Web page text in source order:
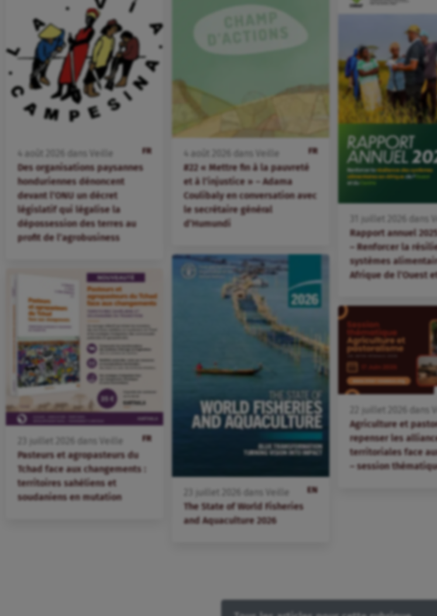
FR
4 août dans
Veille
Des organisations paysannes
honduriennes dénoncent
devant l’ONU un décret
législatif qui légalise la
dépossession des terres au
profit de l’agrobusiness
FR
4 août dans
Veille
#22 « Mettre fin à la pauvreté
et à l’injustice » – Adama
Coulibaly en conversation avec
le secrétaire général
d’Humundi
juillet dans
Rapport annuel
– Renforcer la
systèmes
Afrique de l’Ouest
EN
juillet dans
Veille
The State of World Fisheries
and Aquaculture 2026
FR
juillet dans
Veille
Pasteurs et agropasteurs du
Tchad face aux changements :
territoires sahéliens et
soudaniens en mutation
juillet dans
Agriculture et
repenser les
territoriales face
– session